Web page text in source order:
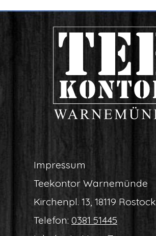
Impres­sum
Tee­kon­tor Warnemünde
Kir­chen­pl. 13, 18119 Rostock
Tele­fon: 0381 51445